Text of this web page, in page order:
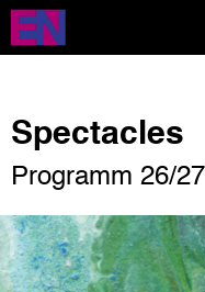
Direkt
zum
Inhalt
Spectacles
Programm 26/27